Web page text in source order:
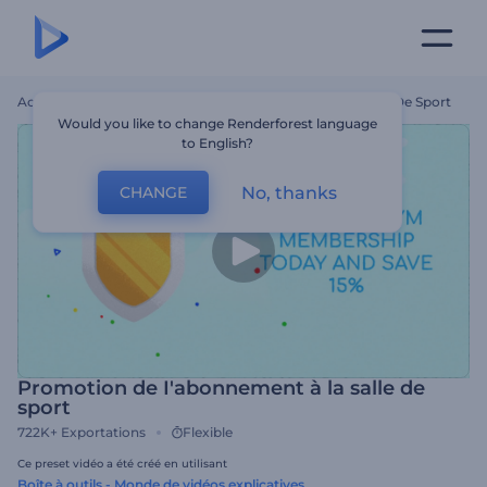
Accueil Promotion De I'abonnement À La Salle De Sport
Promotion de I'abonnement à la salle de
sport
722K+ Exportations Flexible
Ce preset vidéo a été créé en utilisant
Would you like to change Renderforest language
to English?
CHANGE No, thanks